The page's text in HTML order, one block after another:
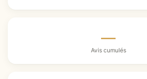
—
Avis cumulés